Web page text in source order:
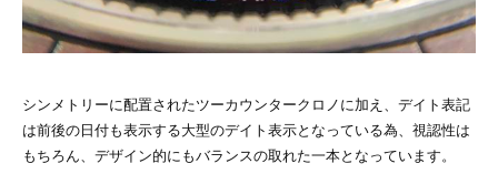
シンメトリーに配置されたツーカウンタークロノに加え、デイト表記
は前後の日付も表示する大型のデイト表示となっている為、視認性は
もちろん、デザイン的にもバランスの取れた一本となっています。